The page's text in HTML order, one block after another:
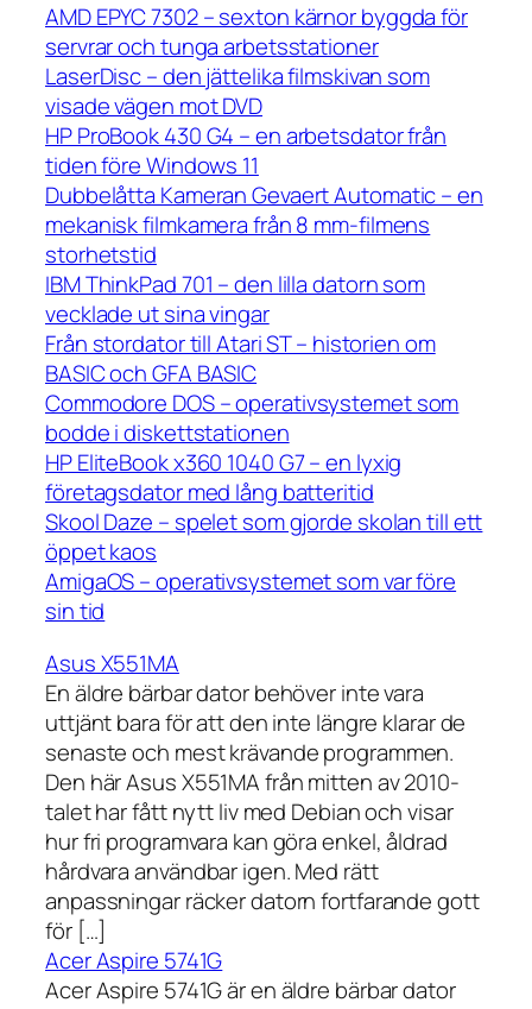
AMD EPYC 7302 – sexton kärnor byggda för
servrar och tunga arbetsstationer
LaserDisc – den jättelika filmskivan som
visade vägen mot DVD
HP ProBook 430 G4 – en arbetsdator från
tiden före Windows 11
Dubbelåtta Kameran Gevaert Automatic – en
mekanisk filmkamera från 8 mm-filmens
storhetstid
IBM ThinkPad 701 – den lilla datorn som
vecklade ut sina vingar
Från stordator till Atari ST – historien om
BASIC och GFA BASIC
Commodore DOS – operativsystemet som
bodde i diskettstationen
HP EliteBook x360 1040 G7 – en lyxig
företagsdator med lång batteritid
Skool Daze – spelet som gjorde skolan till ett
öppet kaos
AmigaOS – operativsystemet som var före
sin tid
Asus X551MA
En äldre bärbar dator behöver inte vara
uttjänt bara för att den inte längre klarar de
senaste och mest krävande programmen.
Den här Asus X551MA från mitten av 2010-
talet har fått nytt liv med Debian och visar
hur fri programvara kan göra enkel, åldrad
hårdvara användbar igen. Med rätt
anpassningar räcker datorn fortfarande gott
för […]
Acer Aspire 5741G
Acer Aspire 5741G är en äldre bärbar dator